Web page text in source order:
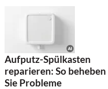
Aufputz-Spülkasten
reparieren: So beheben
Sie Probleme